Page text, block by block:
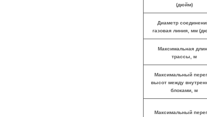
(дюйм)
Диаметр
газовая линия, мм
Максимальная
трассы, м
Максимальный
высот между
блоками, м
Максимальный